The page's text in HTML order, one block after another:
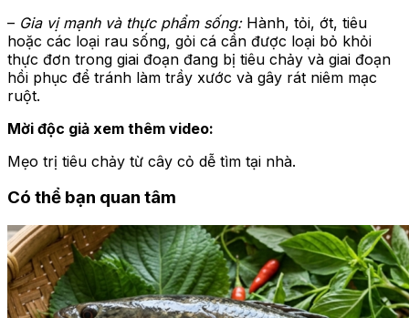
– Gia vị mạnh và thực phẩm sống:Hành, tỏi, ớt, tiêu
hoặc các loại rau sống, gỏi cá cần được loại bỏ khỏi
thực đơn trong giai đoạn đang bị tiêu chảy và giai đoạn
hồi phục để tránh làm trầy xước và gây rát niêm mạc
ruột.
Mời độc giả xem thêm video:
Mẹo trị tiêu chảy từ cây cỏ dễ tìm tại nhà.
Có thể bạn quan tâm